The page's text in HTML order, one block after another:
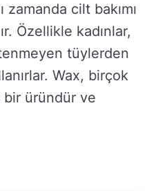
zamanda cilt bakımı
Özellikle kadınlar,
tüylerden
Wax, birçok
bir üründür ve